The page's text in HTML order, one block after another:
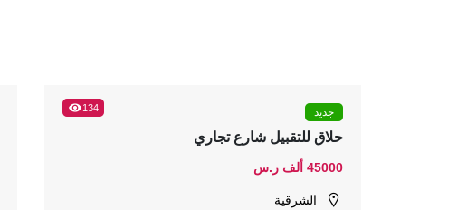
134 جديد
حلاق للتقبيل شارع تجاري
45000 ألف ر.س
الشرقية